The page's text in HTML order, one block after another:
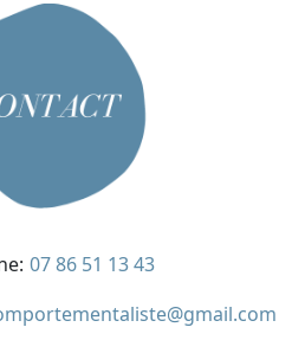
07 86 51 13 43